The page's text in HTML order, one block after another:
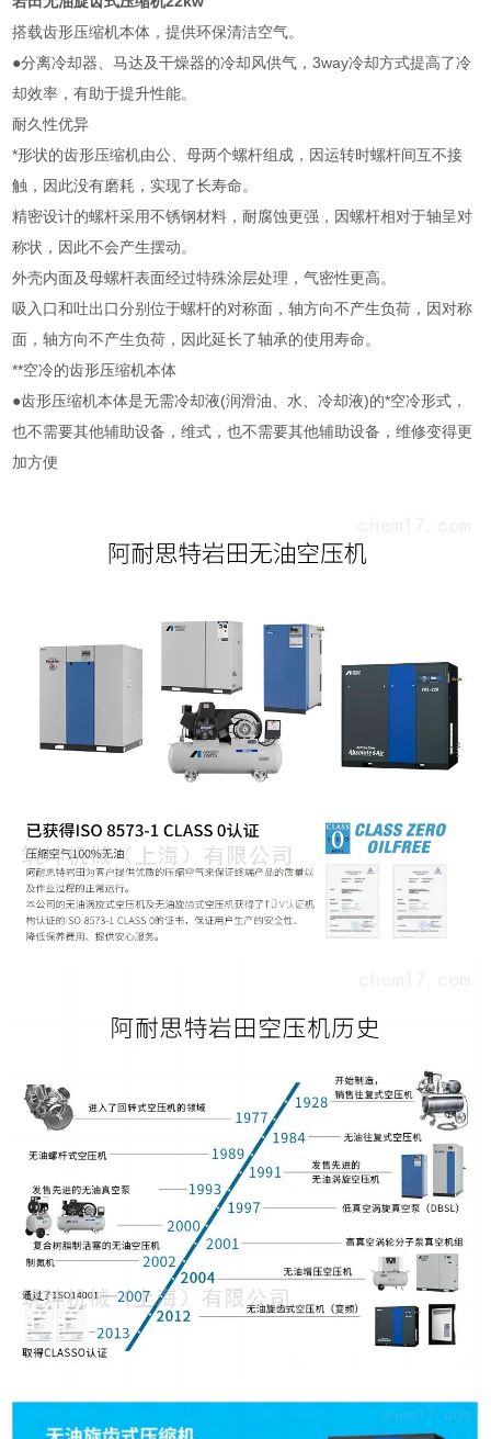
搭载齿形压缩机本体，提供环保清洁空气。
●分离冷却器、马达及干燥器的冷却风供气，3way冷却方式提高了冷
却效率，有助于提升性能。
耐久性优异
*形状的齿形压缩机由公、母两个螺杆组成，因运转时螺杆间互不接
触，因此没有磨耗，实现了长寿命。
精密设计的螺杆采用不锈钢材料，耐腐蚀更强，因螺杆相对于轴呈对
称状，因此不会产生摆动。
外壳内面及母螺杆表面经过特殊涂层处理，气密性更高。
吸入口和吐出口分别位于螺杆的对称面，轴方向不产生负荷，因对称
面，轴方向不产生负荷，因此延长了轴承的使用寿命。
**空冷的齿形压缩机本体
●齿形压缩机本体是无需冷却液(润滑油、水、冷却液)的*空冷形式，
也不需要其他辅助设备，维式，也不需要其他辅助设备，维修变得更
加方便